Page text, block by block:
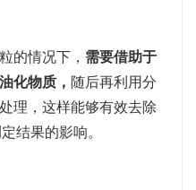
的情况下， 需要借助于
化物质， 随后再利用分
理，这样能够有效去除
结果的影响。